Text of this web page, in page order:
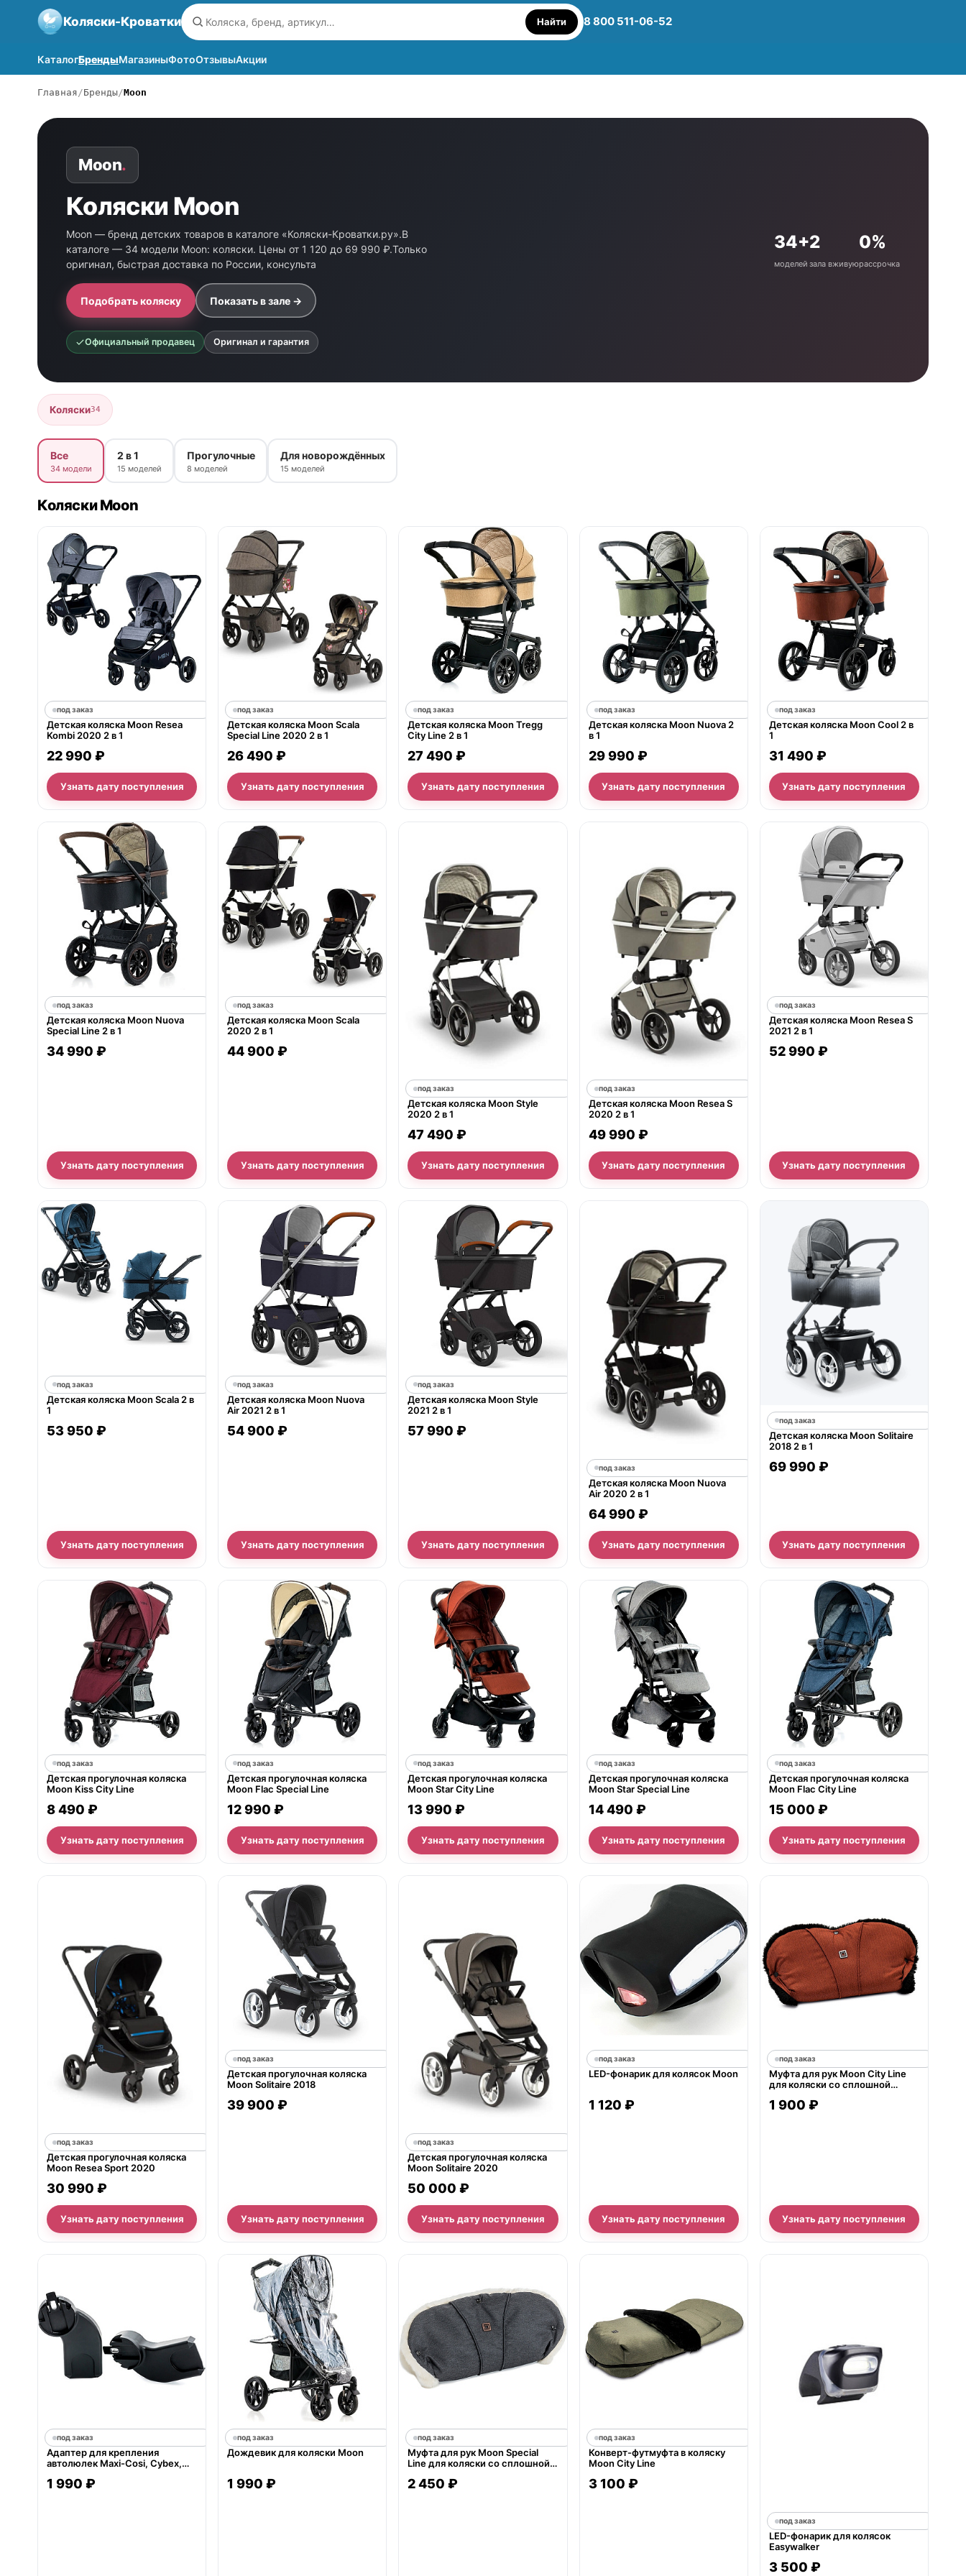
Коляски-Кроватки Найти 8 800 511-06-52
КаталогБрендыМагазиныФотоОтзывыАкции
Главная Бренды Moon
Moon.
Коляски Moon
Moon — бренд детских товаров в каталоге «Коляски-Кроватки.ру».В
каталоге — 34 модели Moon: коляски. Цены от 1 120 до 69 990 ₽.Только
оригинал, быстрая доставка по России, консульта
Подобрать коляску Показать в зале →
Официальный продавец Оригинал и гарантия
34+
моделей
2
зала вживую
0%
рассрочка
Коляски34
Все
34 модели
2 в 1
15 моделей
Прогулочные
8 моделей
Для новорождённых
15 моделей
Коляски Moon
под заказ
Детская коляска Moon Resea
Kombi 2020 2 в 1
22 990 ₽
Узнать дату поступления
под заказ
Детская коляска Moon Scala
Special Line 2020 2 в 1
26 490 ₽
Узнать дату поступления
под заказ
Детская коляска Moon Tregg
City Line 2 в 1
27 490 ₽
Узнать дату поступления
под заказ
Детская коляска Moon Nuova 2
в 1
29 990 ₽
Узнать дату поступления
под заказ
Детская коляска Moon Cool 2 в
1
31 490 ₽
Узнать дату поступления
под заказ
Детская коляска Moon Nuova
Special Line 2 в 1
34 990 ₽
Узнать дату поступления
под заказ
Детская коляска Moon Scala
2020 2 в 1
44 900 ₽
Узнать дату поступления
под заказ
Детская коляска Moon Style
2020 2 в 1
47 490 ₽
Узнать дату поступления
под заказ
Детская коляска Moon Resea S
2020 2 в 1
49 990 ₽
Узнать дату поступления
под заказ
Детская коляска Moon Resea S
2021 2 в 1
52 990 ₽
Узнать дату поступления
под заказ
Детская коляска Moon Scala 2 в
1
53 950 ₽
Узнать дату поступления
под заказ
Детская коляска Moon Nuova
Air 2021 2 в 1
54 900 ₽
Узнать дату поступления
под заказ
Детская коляска Moon Style
2021 2 в 1
57 990 ₽
Узнать дату поступления
под заказ
Детская коляска Moon Nuova
Air 2020 2 в 1
64 990 ₽
Узнать дату поступления
под заказ
Детская коляска Moon Solitaire
2018 2 в 1
69 990 ₽
Узнать дату поступления
под заказ
Детская прогулочная коляска
Moon Kiss City Line
8 490 ₽
Узнать дату поступления
под заказ
Детская прогулочная коляска
Moon Flac Special Line
12 990 ₽
Узнать дату поступления
под заказ
Детская прогулочная коляска
Moon Star City Line
13 990 ₽
Узнать дату поступления
под заказ
Детская прогулочная коляска
Moon Star Special Line
14 490 ₽
Узнать дату поступления
под заказ
Детская прогулочная коляска
Moon Flac City Line
15 000 ₽
Узнать дату поступления
под заказ
Детская прогулочная коляска
Moon Resea Sport 2020
30 990 ₽
Узнать дату поступления
под заказ
Детская прогулочная коляска
Moon Solitaire 2018
39 900 ₽
Узнать дату поступления
под заказ
Детская прогулочная коляска
Moon Solitaire 2020
50 000 ₽
Узнать дату поступления
под заказ
LED-фонарик для колясок Moon
1 120 ₽
Узнать дату поступления
под заказ
Муфта для рук Moon City Line
для коляски со сплошной
1 900 ₽
Узнать дату поступления
под заказ
Адаптер для крепления
автолюлек Maxi-Cosi, Cybex,
Moon
1 990 ₽
под заказ
Дождевик для коляски Moon
1 990 ₽
под заказ
Муфта для рук Moon Special
Line для коляски со сплошной
2 450 ₽
под заказ
Конверт-футмуфта в коляску
Moon City Line
3 100 ₽
под заказ
LED-фонарик для колясок
Easywalker
3 500 ₽